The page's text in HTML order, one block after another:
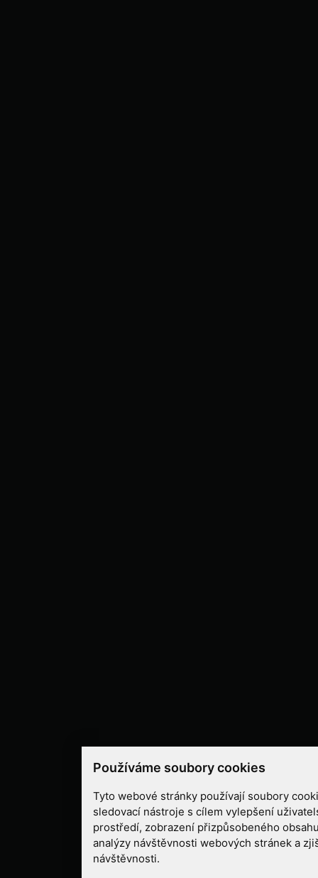
Používáme soubory cookies
Tyto webové stránky používají soubory
sledovací nástroje s cílem vylepšení
prostředí, zobrazení přizpůsobeného
analýzy návštěvnosti webových stránek a
návštěvnosti.